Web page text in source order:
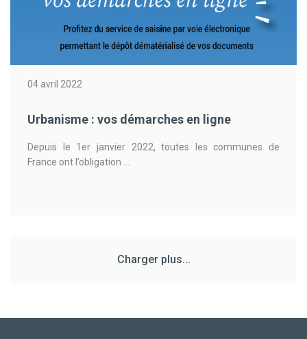
04 avril 2022
Urbanisme : vos démarches en ligne
Depuis le 1er janvier 2022, toutes les communes de
France ont l’obligation ...
Charger plus...